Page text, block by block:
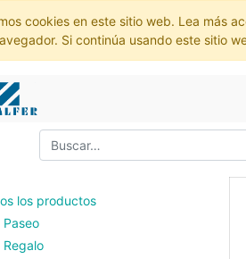
cookies en este sitio web. Lea más
Si continúa usando este sitio
los productos
Paseo
Regalo